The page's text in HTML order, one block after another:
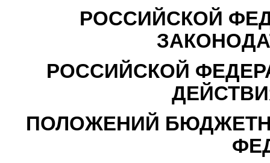
РОССИЙСКОЙ
РОССИЙСКОЙ
ПОЛОЖЕНИЙ